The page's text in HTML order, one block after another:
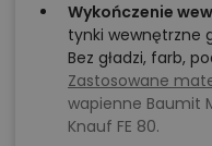
Wykończenie
tynki wewnętrzne
Bez gładzi, farb,
Zastosowane
wapienne Baumit
Knauf FE 80.